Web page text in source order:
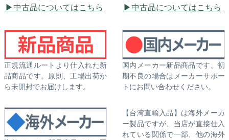
中古品についてはこちら 中古品についてはこちら
正規流通ルートより仕入れた新
品商品です。原則、工場出荷か
ら未開封でお届けします。
国内メーカー新品商品です。初
期不良の場合はメーカーサポー
トにお問い合わせください。
【台湾直輸入品】は海外メーカ
ー製品ですが、当店が直接仕入
れている関係で一部、他の海外